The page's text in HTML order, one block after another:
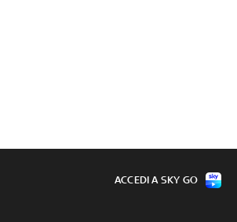
ACCEDI A SKY GO